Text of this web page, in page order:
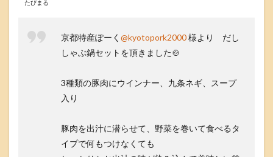
たびまる
京都特産ぽーく @kyotopork2000様より だし
しゃぶ鍋セットを頂きました🍲
3種類の豚肉にウインナー、九条ネギ、スープ
入り
豚肉を出汁に潜らせて、野菜を巻いて食べるタ
イプで何もつけなくても